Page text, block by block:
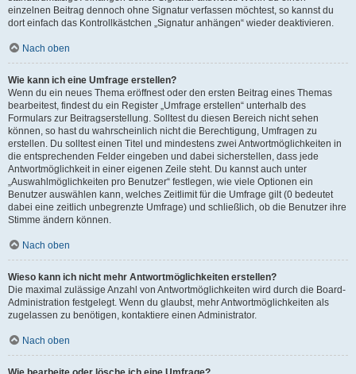
einzelnen Beitrag dennoch ohne Signatur verfassen möchtest, so kannst du
dort einfach das Kontrollkästchen „Signatur anhängen“ wieder deaktivieren.
Nach oben
Wie kann ich eine Umfrage erstellen?
Wenn du ein neues Thema eröffnest oder den ersten Beitrag eines Themas
bearbeitest, findest du ein Register „Umfrage erstellen“ unterhalb des
Formulars zur Beitragserstellung. Solltest du diesen Bereich nicht sehen
können, so hast du wahrscheinlich nicht die Berechtigung, Umfragen zu
erstellen. Du solltest einen Titel und mindestens zwei Antwortmöglichkeiten in
die entsprechenden Felder eingeben und dabei sicherstellen, dass jede
Antwortmöglichkeit in einer eigenen Zeile steht. Du kannst auch unter
„Auswahlmöglichkeiten pro Benutzer“ festlegen, wie viele Optionen ein
Benutzer auswählen kann, welches Zeitlimit für die Umfrage gilt (0 bedeutet
dabei eine zeitlich unbegrenzte Umfrage) und schließlich, ob die Benutzer ihre
Stimme ändern können.
Nach oben
Wieso kann ich nicht mehr Antwortmöglichkeiten erstellen?
Die maximal zulässige Anzahl von Antwortmöglichkeiten wird durch die Board-
Administration festgelegt. Wenn du glaubst, mehr Antwortmöglichkeiten als
zugelassen zu benötigen, kontaktiere einen Administrator.
Nach oben